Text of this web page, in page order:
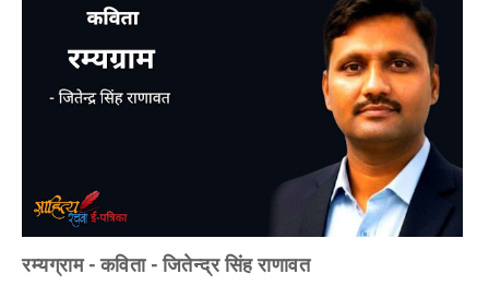
रम्यग्राम - कविता - जितेन्द्र सिंह राणावत